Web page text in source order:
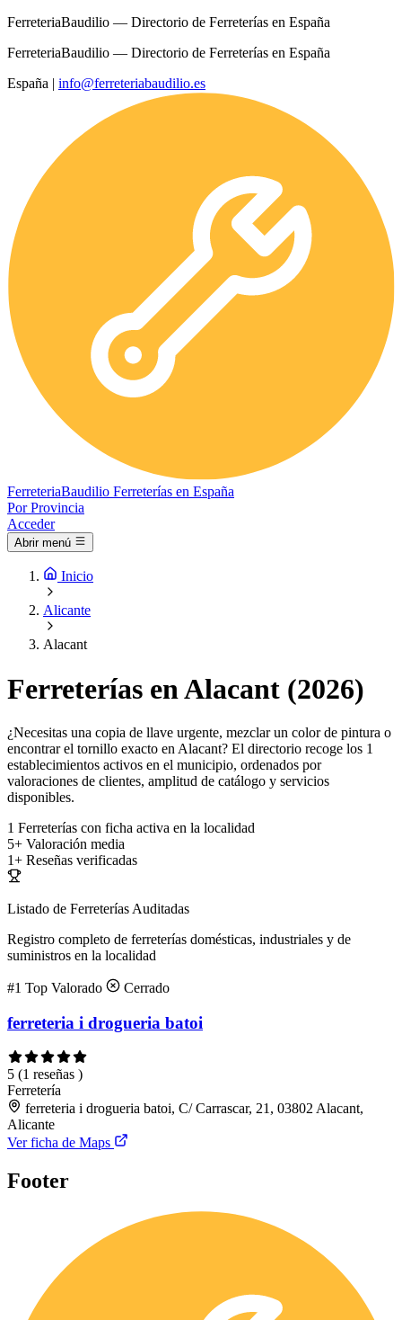
FerreteriaBaudilio — Directorio de Ferreterías en España
FerreteriaBaudilio — Directorio de Ferreterías en España
España | info@ferreteriabaudilio.es
FerreteriaBaudilio Ferreterías en España
Por Provincia
Acceder
Abrir menú
Inicio
Alicante
Alacant
Ferreterías en Alacant (2026)
¿Necesitas una copia de llave urgente, mezclar un color de pintura o
encontrar el tornillo exacto en Alacant? El directorio recoge los 1
establecimientos activos en el municipio, ordenados por
valoraciones de clientes, amplitud de catálogo y servicios
disponibles.
1 Ferreterías con ficha activa en la localidad
5+ Valoración media
1+ Reseñas verificadas
Listado de Ferreterías Auditadas
Registro completo de ferreterías domésticas, industriales y de
suministros en la localidad
#1 Top Valorado Cerrado
ferreteria i drogueria batoi
5 (1 reseñas )
Ferretería
ferreteria i drogueria batoi, C/ Carrascar, 21, 03802 Alacant,
Alicante
Ver ficha de Maps
Footer